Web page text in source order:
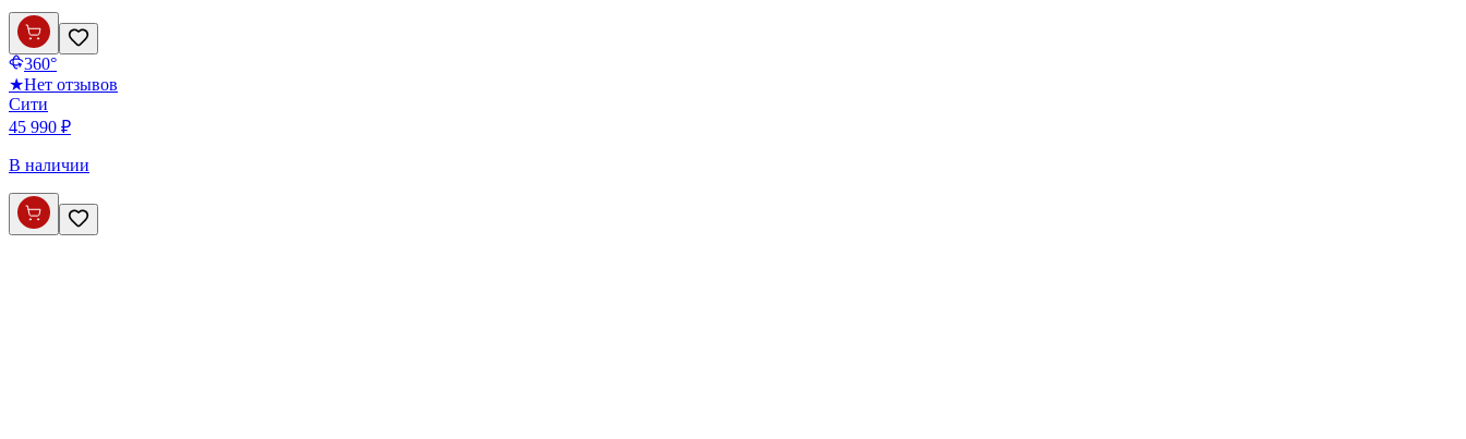
360°
★Нет отзывов
Сити
45 990 ₽
В наличии